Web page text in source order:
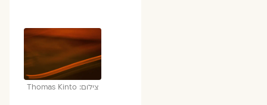
צילום: Thomas Kinto